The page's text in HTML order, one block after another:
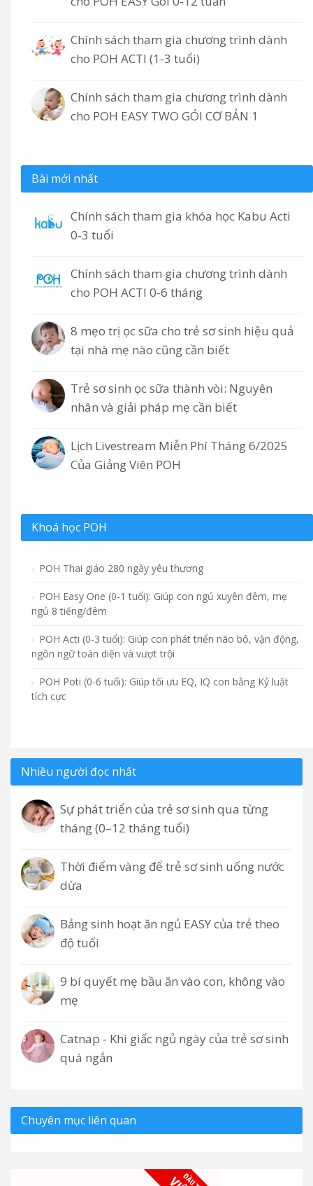
Chính sách tham gia chương trình dành
cho POH ACTI (1-3 tuổi)
Chính sách tham gia chương trình dành
cho POH EASY TWO GÓI CƠ BẢN 1
Bài mới nhất
Chính sách tham gia khóa học Kabu Acti
0-3 tuổi
Chính sách tham gia chương trình dành
cho POH ACTI 0-6 tháng
8 mẹo trị ọc sữa cho trẻ sơ sinh hiệu quả
tại nhà mẹ nào cũng cần biết
Trẻ sơ sinh ọc sữa thành vòi: Nguyên
nhân và giải pháp mẹ cần biết
Lịch Livestream Miễn Phí Tháng 6/2025
Của Giảng Viên POH
Khoá học POH
POH Thai giáo 280 ngày yêu thương
POH Easy One (0-1 tuổi): Giúp con ngủ xuyên đêm, mẹ
ngủ 8 tiếng/đêm
POH Acti (0-3 tuổi): Giúp con phát triển não bô, vận động,
ngôn ngữ toàn diện và vượt trội
POH Poti (0-6 tuổi): Giúp tối ưu EQ, IQ con bằng Kỷ luật
tích cực
Nhiều người đọc nhất
Sự phát triển của trẻ sơ sinh qua từng
tháng (0–12 tháng tuổi)
Thời điểm vàng để trẻ sơ sinh uống nước
dừa
Bảng sinh hoạt ăn ngủ EASY của trẻ theo
độ tuổi
9 bí quyết mẹ bầu ăn vào con, không vào
mẹ
Catnap - Khi giấc ngủ ngày của trẻ sơ sinh
quá ngắn
Chuyên mục liên quan